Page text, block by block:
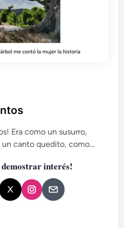
Era como un susurro,
canto quedito, como…
interés!